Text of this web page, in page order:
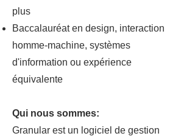
plus
Baccalauréat en design, interaction
homme-machine, systèmes
d'information ou expérience
équivalente
Qui nous sommes:
Granular est un logiciel de gestion